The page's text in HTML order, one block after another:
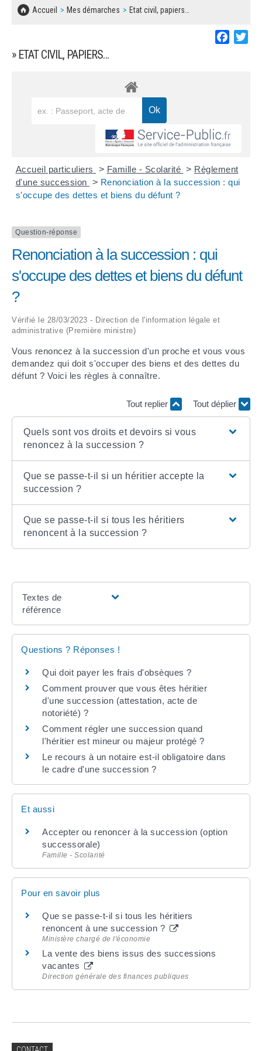
Accueil Mes démarches Etat civil, papiers…
» ETAT CIVIL, PAPIERS…
Accueil particuliers > Famille - Scolarité > Règlement
d'une succession > Renonciation à la succession : qui
s'occupe des dettes et biens du défunt ?
Question-réponse
Renonciation à la succession : qui
s'occupe des dettes et biens du défunt
?
Vérifié le 28/03/2023 - Direction de l'information légale et
administrative (Première ministre)
Vous renoncez à la succession d'un proche et vous vous
demandez qui doit s'occuper des biens et des dettes du
défunt ? Voici les règles à connaître.
Tout replier Tout déplier
Quels sont vos droits et devoirs si vous
renoncez à la succession ?
Que se passe-t-il si un héritier accepte la
succession ?
Que se passe-t-il si tous les héritiers
renoncent à la succession ?
Textes de
référence
Questions ? Réponses !
Qui doit payer les frais d'obsèques ?
Comment prouver que vous êtes héritier
d'une succession (attestation, acte de
notoriété) ?
Comment régler une succession quand
l'héritier est mineur ou majeur protégé ?
Le recours à un notaire est-il obligatoire dans
le cadre d'une succession ?
Et aussi
Accepter ou renoncer à la succession (option
successorale)
Famille - Scolarité
Pour en savoir plus
Que se passe-t-il si tous les héritiers
renoncent à une succession ?
Ministère chargé de l'économie
La vente des biens issus des successions
vacantes
Direction générale des finances publiques
CONCERTATIONS PUBLIQUES
SOLIDARITÉ, LOGEMENT
DECHETS
BESOIN D'UNE AIDE ?
LES ASSOCIATIONS
MARCHÉS PUBLICS
REGLEMENT LOCAL DE PUBLICITÉ
DECLARATION DE DEMARCHAGE
DOSSIER DE DEMANDE DE SUBVENTION
DEMANDE DE PRÊT DE MATERIEL
FICHE D'ORGANISATION MANIFESTATION
PLAN D'ACTION MUNICIPAL
DÉLIBÉRATIONS